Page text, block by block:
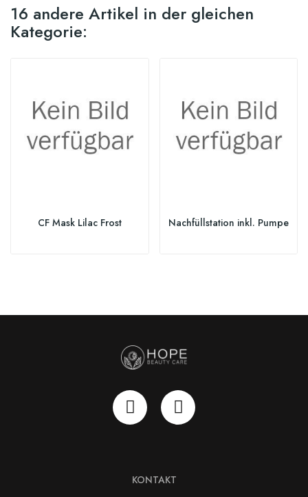
16 andere Artikel in der gleichen
Kategorie:
CF Mask Lilac Frost Nachfüllstation inkl. Pumpe
KONTAKT